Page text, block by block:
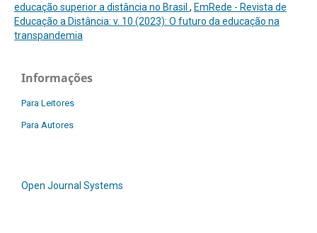
educação superior a distância no Brasil , EmRede - Revista de
Educação a Distância: v. 10 (2023): O futuro da educação na
transpandemia
Informações
Para Leitores
Para Autores
Open Journal Systems